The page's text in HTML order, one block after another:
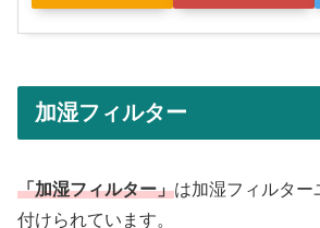
加湿フィルター
「加湿フィルター」は加湿フィルター
付けられています。